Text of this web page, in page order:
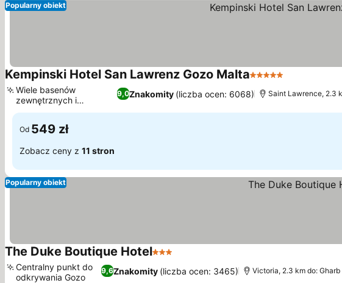
Popularny obiekt
Kempinski Hotel San Lawrenz Gozo Malta5 Kategoria
9,0Znakomity (liczba ocen: 6068)
Wiele basenów
zewnętrznych i
wewnętrznych
Saint Lawrence, 2.3
Od 549 zł
Zobacz ceny z 11 stron
Popularny obiekt
The Duke Boutique Hotel3 Kategoria
9,6Znakomity (liczba ocen: 3465)
Centralny punkt do
odkrywania Gozo
Victoria, 2.3 km do: Gharb